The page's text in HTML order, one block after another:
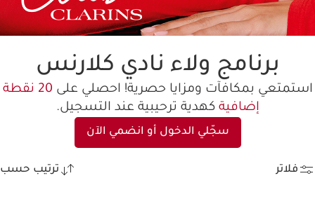
برنامج ولاء نادي كلارنس
بمكافآت ومزايا حصرية! احصلي على
20 نقطة
إضافيةكهدية ترحيبية عند التسجيل.
سجّلي الدخول أو انضمي الآن
فلاتر ترتيب حسب